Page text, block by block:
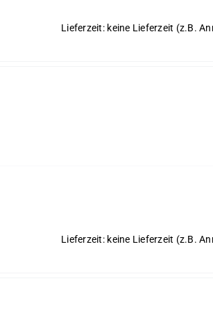
Lieferzeit: keine Lieferzeit (z.B.
Lieferzeit: keine Lieferzeit (z.B.